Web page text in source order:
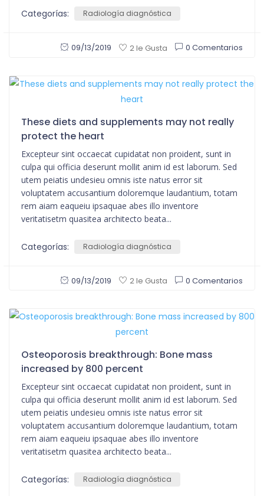
Categorías: Radiología diagnóstica
09/13/2019 2 le Gusta 0 Comentarios
These diets and supplements may not really
protect the heart
Excepteur sint occaecat cupidatat non proident, sunt in
culpa qui officia deserunt mollit anim id est laborum. Sed
utem peiatis undesieu omnis iste natus error sit
voluptatem accusantium doloremque laudantium, totam
rem aiam eaqueiu ipsaquae abes illo inventore
veritatisetm quasitea architecto beata...
Categorías: Radiología diagnóstica
09/13/2019 2 le Gusta 0 Comentarios
Osteoporosis breakthrough: Bone mass
increased by 800 percent
Excepteur sint occaecat cupidatat non proident, sunt in
culpa qui officia deserunt mollit anim id est laborum. Sed
utem peiatis undesieu omnis iste natus error sit
voluptatem accusantium doloremque laudantium, totam
rem aiam eaqueiu ipsaquae abes illo inventore
veritatisetm quasitea architecto beata...
Categorías: Radiología diagnóstica